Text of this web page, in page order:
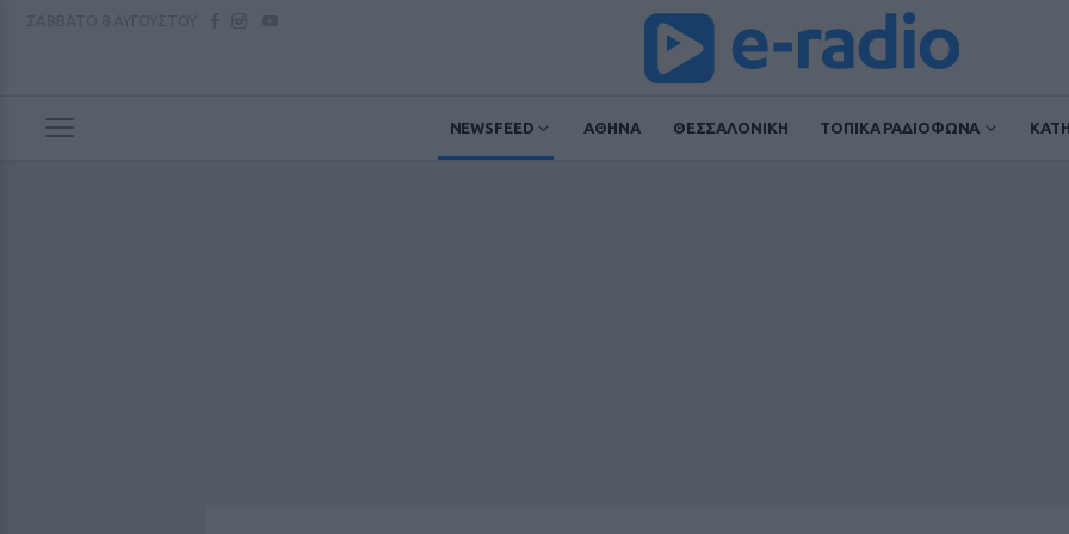
NEWSFEED ΑΘΗΝΑ ΘΕΣΣΑΛΟΝΙΚΗ ΤΟΠΙΚΑ ΡΑΔΙΟΦΩΝΑ